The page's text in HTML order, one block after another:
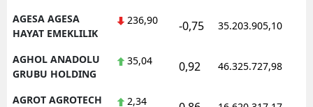
AGESA AGESA
HAYAT EMEKLILIK
236,90 -0,75 35.203.905,10
AGHOL ANADOLU
GRUBU HOLDING
35,04 0,92 46.325.727,98
AGROT AGROTECH
2,34